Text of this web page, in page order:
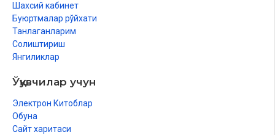
Шахсий кабинет
Буюртмалар рўйхати
Танлаганларим
Солиштириш
Янгиликлар
Ўқувчилар учун
Электрон Китоблар
Обуна
Сайт харитаси